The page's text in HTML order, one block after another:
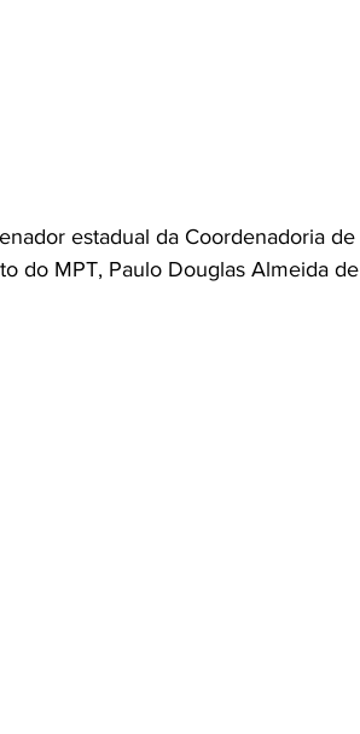
estadual da Coordenadoria de
do MPT, Paulo Douglas Almeida de